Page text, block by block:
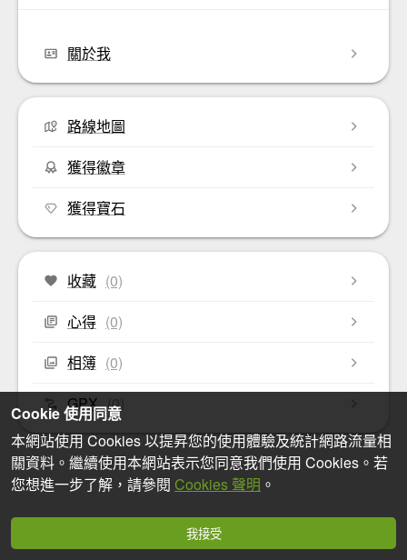
關於我
路線地圖
獲得徽章
獲得寶石
收藏 (0)
心得 (0)
相簿 (0)
GPX (0)
Cookie 使用同意
本網站使用 Cookies 以提昇您的使用體驗及統計網路流量相
關資料。繼續使用本網站表示您同意我們使用 Cookies。若
您想進一步了解，請參閱 Cookies 聲明 。
我接受